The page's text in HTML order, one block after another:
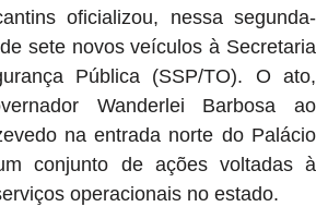
oficializou, nessa segunda-
sete novos veículos à Secretaria
Pública (SSP/TO). O ato,
Wanderlei Barbosa ao
na entrada norte do Palácio
conjunto de ações voltadas à
operacionais no estado.